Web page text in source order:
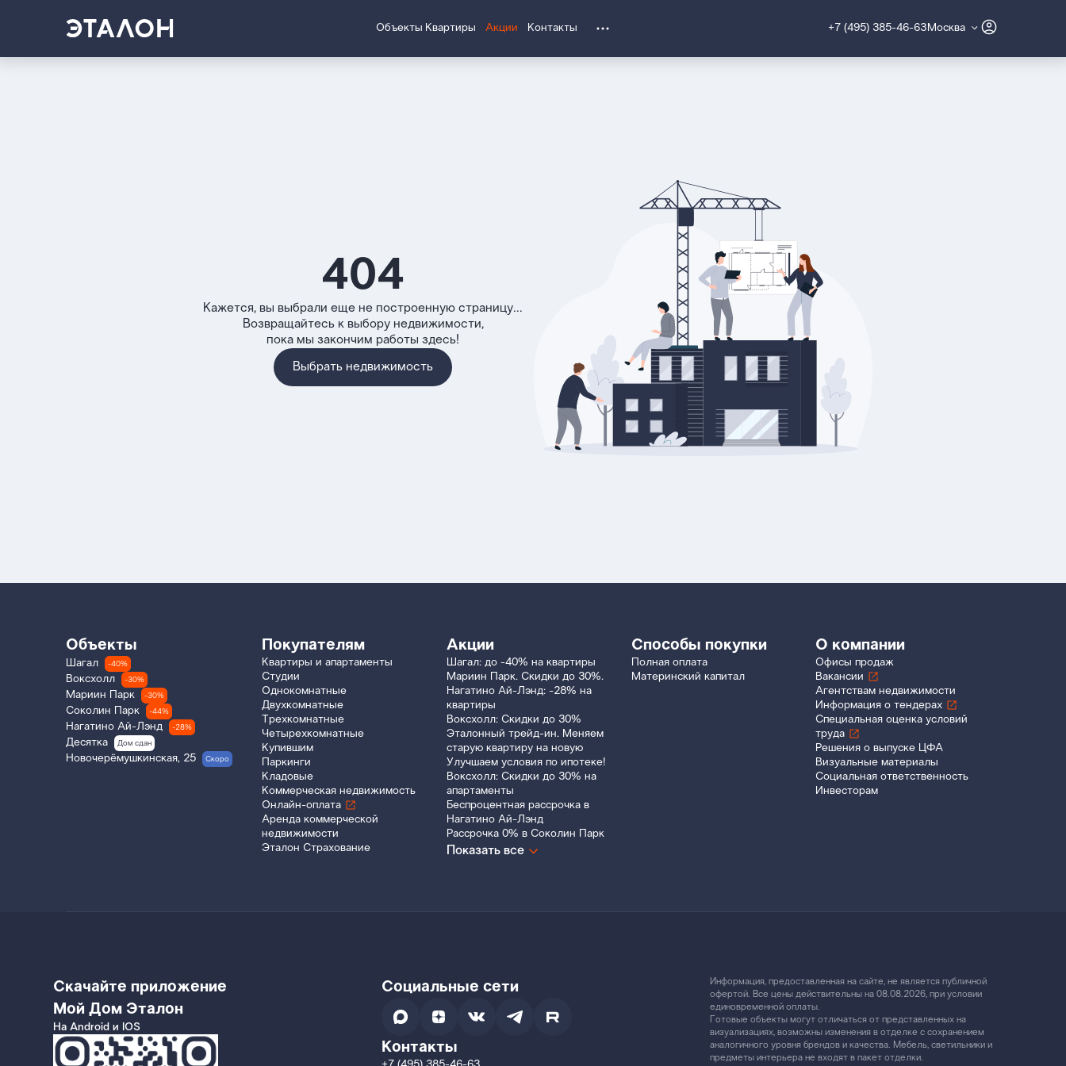
Объекты Квартиры Акции Контакты +7 (495) 385-46-63 Москва
404
Кажется, вы выбрали еще не построенную страницу...
Возвращайтесь к выбору недвижимости,
пока мы закончим работы здесь!
Выбрать недвижимость
Объекты
Шагал -40%
Воксхолл -30%
Мариин Парк -30%
Соколин Парк -44%
Нагатино Ай-Лэнд -28%
Десятка Дом сдан
Новочерёмушкинская, 25 Скоро
Покупателям
Квартиры и апартаменты
Студии
Однокомнатные
Двухкомнатные
Трехкомнатные
Четырехкомнатные
Купившим
Паркинги
Кладовые
Коммерческая недвижимость
Онлайн-оплата
Аренда коммерческой
недвижимости
Эталон Страхование
Акции
Шагал: до -40% на квартиры
Мариин Парк. Скидки до 30%.
Нагатино Ай-Лэнд: -28% на
квартиры
Воксхолл: Скидки до 30%
Эталонный трейд-ин. Меняем
старую квартиру на новую
Улучшаем условия по ипотеке!
Воксхолл: Скидки до 30% на
апартаменты
Беспроцентная рассрочка в
Нагатино Ай-Лэнд
Рассрочка 0% в Соколин Парк
Показать все
Способы покупки
Полная оплата
Материнский капитал
О компании
Офисы продаж
Вакансии
Агентствам недвижимости
Информация о тендерах
Специальная оценка условий
труда
Решения о выпуске ЦФА
Визуальные материалы
Социальная ответственность
Инвесторам
Скачайте приложение
Мой Дом Эталон
На Android и IOS
Социальные сети
Контакты
Информация, предоставленная на сайте, не является публичной
офертой. Все цены действительны на 08.08.2026, при условии
единовременной оплаты.
Готовые объекты могут отличаться от представленных на
визуализациях, возможны изменения в отделке с сохранением
аналогичного уровня брендов и качества. Мебель, светильники и
предметы интерьера не входят в пакет отделки.